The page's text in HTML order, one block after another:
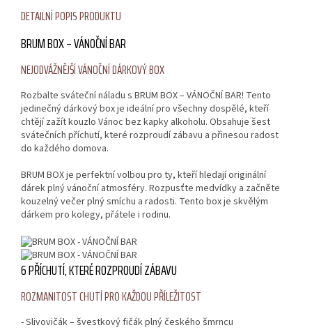
DETAILNÍ POPIS PRODUKTU
BRUM BOX – VÁNOČNÍ BAR
NEJODVÁŽNĚJŠÍ VÁNOČNÍ DÁRKOVÝ BOX
Rozbalte sváteční náladu s BRUM BOX – VÁNOČNÍ BAR! Tento
jedinečný dárkový box je ideální pro všechny dospělé, kteří
chtějí zažít kouzlo Vánoc bez kapky alkoholu. Obsahuje šest
svátečních příchutí, které rozproudí zábavu a přinesou radost
do každého domova.
BRUM BOX je perfektní volbou pro ty, kteří hledají originální
dárek plný vánoční atmosféry. Rozpusťte medvídky a začněte
kouzelný večer plný smíchu a radosti. Tento box je skvělým
dárkem pro kolegy, přátele i rodinu.
6 PŘÍCHUTÍ, KTERÉ ROZPROUDÍ ZÁBAVU
ROZMANITOST CHUTÍ PRO KAŽDOU PŘÍLEŽITOST
- Slivovičák – švestkový fičák plný českého šmrncu